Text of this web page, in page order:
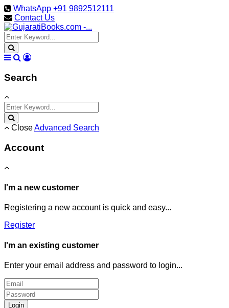
WhatsApp +91 9892512111
Contact Us
Search
CloseAdvanced Search
Account
I'm a new customer
Registering a new account is quick and easy...
Register
I'm an existing customer
Enter your email address and password to login...
Login